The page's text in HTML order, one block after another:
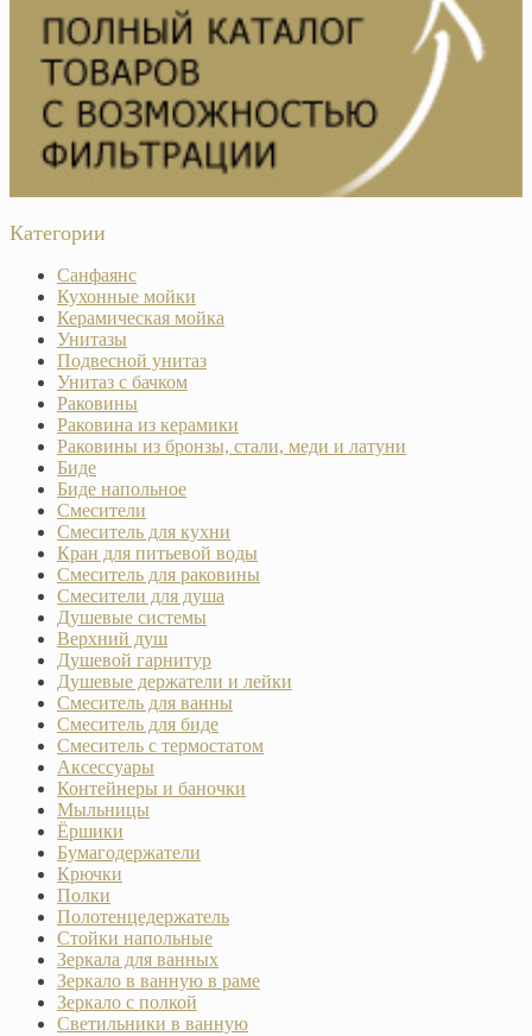
Категории
Санфаянс
Кухонные мойки
Керамическая мойка
Унитазы
Подвесной унитаз
Унитаз с бачком
Раковины
Раковина из керамики
Раковины из бронзы, стали, меди и латуни
Биде
Биде напольное
Смесители
Смеситель для кухни
Кран для питьевой воды
Смеситель для раковины
Смесители для душа
Душевые системы
Верхний душ
Душевой гарнитур
Душевые держатели и лейки
Смеситель для ванны
Смеситель для биде
Смеситель с термостатом
Аксессуары
Контейнеры и баночки
Мыльницы
Ёршики
Бумагодержатели
Крючки
Полки
Полотенцедержатель
Стойки напольные
Зеркала для ванных
Зеркало в ванную в раме
Зеркало с полкой
Светильники в ванную